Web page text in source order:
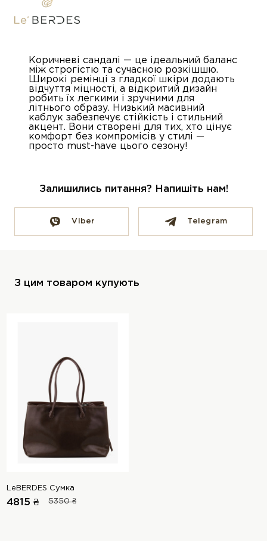
Коричневі сандалі — це ідеальний баланс
між строгістю та сучасною розкішшю.
Широкі ремінці з гладкої шкіри додають
відчуття міцності, а відкритий дизайн
робить їх легкими і зручними для
літнього образу. Низький масивний
каблук забезпечує стійкість і стильний
акцент. Вони створені для тих, хто цінує
комфорт без компромісів у стилі —
просто must-have цього сезону!
Залишились питання? Напишіть нам!
Viber Telegram
З цим товаром купують
LeBERDES Сумка
4815 ₴ 5350 ₴